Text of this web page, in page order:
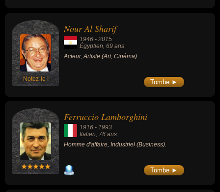
Notez-le !
Nour Al Sharif
1946 - 2015
Égyptien, 69 ans
Acteur, Artiste (Art, Cinéma).
Tombe ►
Ferruccio Lamborghini
1916 - 1993
Italien, 76 ans
Homme d'affaire, Industriel (Business).
Tombe ►